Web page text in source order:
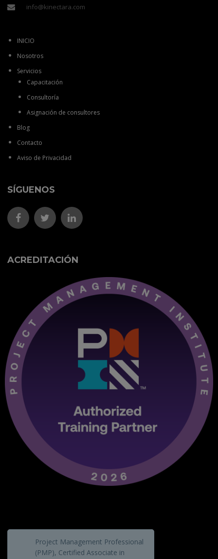
info@kinectara.com
INICIO
Nosotros
Servicios
Capacitación
Consultoría
Asignación de consultores
Blog
Contacto
Aviso de Privacidad
SÍGUENOS
ACREDITACIÓN
Project Management Professional
(PMP), Certified Associate in